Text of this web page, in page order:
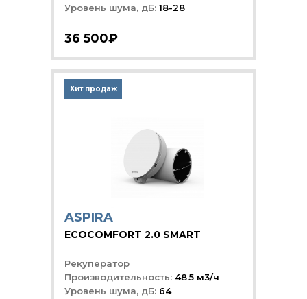
36 500₽
Уровень шума, дБ: 18-28
ASPIRA
Хит продаж
ECOCOMFORT 2.0 SMART
Рекуператор
Производительность: 48.5 м3/ч
Уровень шума, дБ: 64